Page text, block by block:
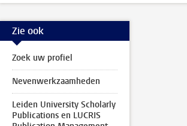
Zie ook
Zoek uw profiel
Nevenwerkzaamheden
Leiden University Scholarly
Publications en LUCRIS